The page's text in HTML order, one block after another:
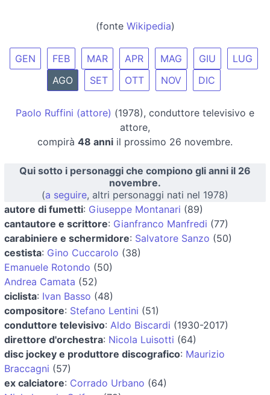
(fonte Wikipedia)
GEN FEB MAR APR MAG GIU
LUG
AGO
SET OTT NOV DIC
Paolo Ruffini (attore) (1978), conduttore televisivo e
attore,
compirà 48 anni il prossimo 26 novembre.
Qui sotto i personaggi che compiono gli anni il 26
novembre.
(a seguire, altri personaggi nati nel 1978)
autore di fumetti: Giuseppe Montanari (89)
cantautore e scrittore: Gianfranco Manfredi (77)
carabiniere e schermidore: Salvatore Sanzo (50)
cestista: Gino Cuccarolo (38)
Emanuele Rotondo (50)
Andrea Camata (52)
ciclista: Ivan Basso (48)
compositore: Stefano Lentini (51)
conduttore televisivo: Aldo Biscardi (1930-2017)
direttore d'orchestra: Nicola Luisotti (64)
disc jockey e produttore discografico: Maurizio
Braccagni (57)
ex calciatore: Corrado Urbano (64)